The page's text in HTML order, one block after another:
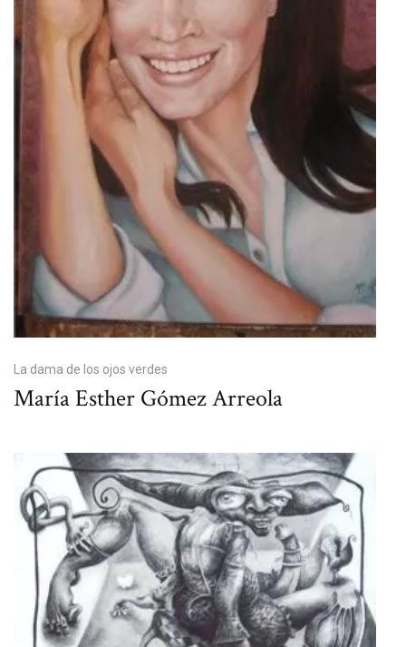
La dama de los ojos verdes
María Esther Gómez Arreola